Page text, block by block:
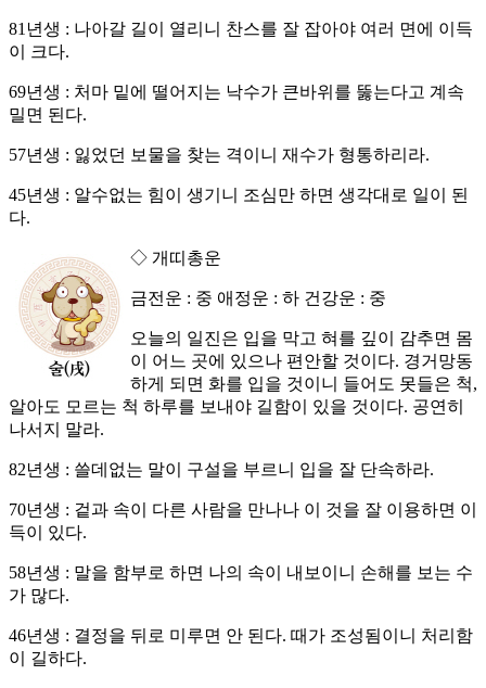
81년생 : 나아갈 길이 열리니 찬스를 잘 잡아야 여러 면에 이득
이 크다.
69년생 : 처마 밑에 떨어지는 낙수가 큰바위를 뚫는다고 계속
밀면 된다.
57년생 : 잃었던 보물을 찾는 격이니 재수가 형통하리라.
45년생 : 알수없는 힘이 생기니 조심만 하면 생각대로 일이 된
다.
◇ 개띠총운
금전운 : 중 애정운 : 하 건강운 : 중
오늘의 일진은 입을 막고 혀를 깊이 감추면 몸
이 어느 곳에 있으나 편안할 것이다. 경거망동
하게 되면 화를 입을 것이니 들어도 못들은 척,
알아도 모르는 척 하루를 보내야 길함이 있을 것이다. 공연히
나서지 말라.
82년생 : 쓸데없는 말이 구설을 부르니 입을 잘 단속하라.
70년생 : 겉과 속이 다른 사람을 만나나 이 것을 잘 이용하면 이
득이 있다.
58년생 : 말을 함부로 하면 나의 속이 내보이니 손해를 보는 수
가 많다.
46년생 : 결정을 뒤로 미루면 안 된다. 때가 조성됨이니 처리함
이 길하다.